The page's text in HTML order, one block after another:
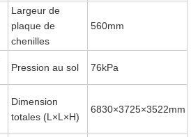
Largeur de
plaque de
chenilles
560mm
Pression au sol 76kPa
Dimension
totales (L×L×H)
6830×3725×3522mm